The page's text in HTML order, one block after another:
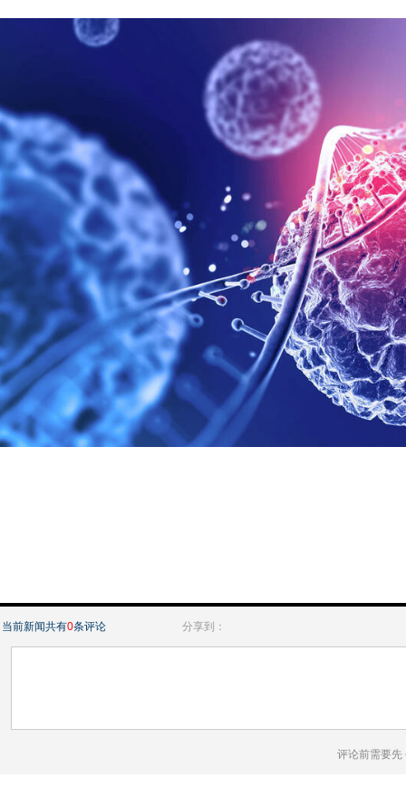
当前新闻共有0条评论 分享到：
评论前需要先